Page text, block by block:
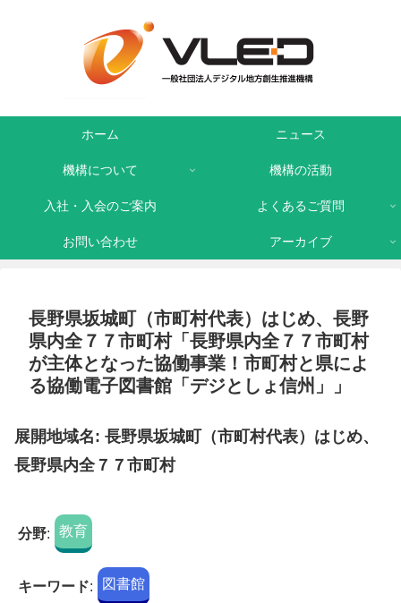
ホーム ニュース
機構について 機構の活動
入社・入会のご案内 よくあるご質問
お問い合わせ アーカイブ
長野県坂城町（市町村代表）はじめ、長野
県内全７７市町村「長野県内全７７市町村
が主体となった協働事業！市町村と県によ
る協働電子図書館「デジとしょ信州」」
展開地域名: 長野県坂城町（市町村代表）はじめ、
長野県内全７７市町村
分野: 教育
キーワード: 図書館